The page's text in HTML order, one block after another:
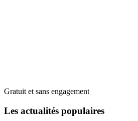
Gratuit et sans engagement
Les actualités populaires